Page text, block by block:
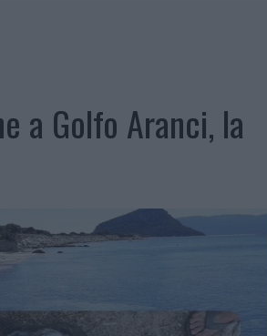
E DISCREZIONE PER VISITA PRIVATA”
a Golfo Aranci, la